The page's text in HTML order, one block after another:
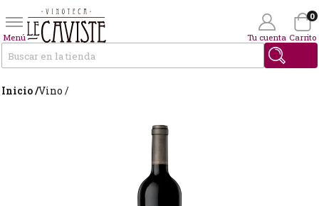
Menú Tu cuenta Carrito
0
Inicio /Vino /